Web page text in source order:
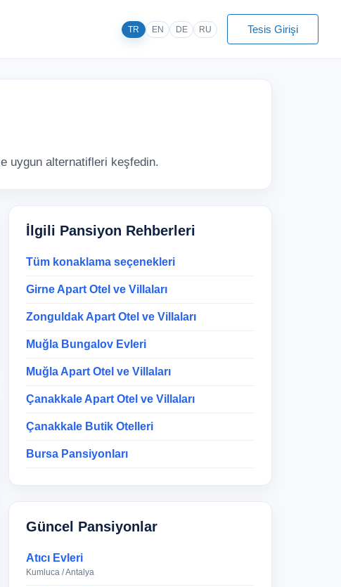
TR EN DE RU Tesis Girişi
uygun alternatifleri keşfedin.
İlgili Pansiyon Rehberleri
Tüm konaklama seçenekleri
Girne Apart Otel ve Villaları
Zonguldak Apart Otel ve Villaları
Muğla Bungalov Evleri
Muğla Apart Otel ve Villaları
Çanakkale Apart Otel ve Villaları
Çanakkale Butik Otelleri
Bursa Pansiyonları
Güncel Pansiyonlar
Atıcı Evleri
Kumluca / Antalya